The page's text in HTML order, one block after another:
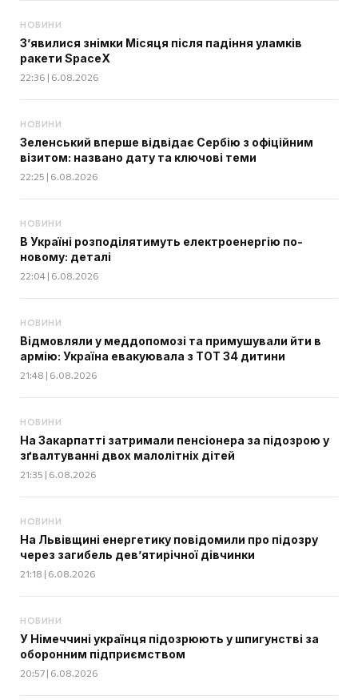
НОВИНИ
З’явилися знімки Місяця після падіння уламків
ракети SpaceX
22:36 | 6.08.2026
НОВИНИ
Зеленський вперше відвідає Сербію з офіційним
візитом: названо дату та ключові теми
22:25 | 6.08.2026
НОВИНИ
В Україні розподілятимуть електроенергію по-
новому: деталі
22:04 | 6.08.2026
НОВИНИ
Відмовляли у меддопомозі та примушували йти в
армію: Україна евакуювала з ТОТ 34 дитини
21:48 | 6.08.2026
НОВИНИ
На Закарпатті затримали пенсіонера за підозрою у
зґвалтуванні двох малолітніх дітей
21:35 | 6.08.2026
НОВИНИ
На Львівщині енергетику повідомили про підозру
через загибель дев’ятирічної дівчинки
21:18 | 6.08.2026
НОВИНИ
У Німеччині українця підозрюють у шпигунстві за
оборонним підприємством
20:57 | 6.08.2026